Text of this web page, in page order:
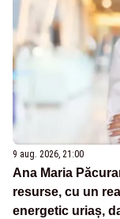
9 aug. 2026, 21:00
Ana Maria
resurse, cu un
energetic uriaș,